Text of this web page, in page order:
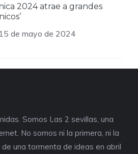
2024 atrae a grandes
15 de mayo de 2024
Somos Las 2 sevillas, una
No somos ni la primera, ni la
una tormenta de ideas en abril